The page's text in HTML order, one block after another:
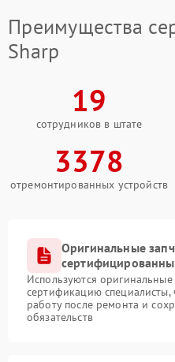
Преимущества
Sharp
19
сотрудников в штате
3378
отремонтированных устройств
Оригинальные
Используются
сертификацию специалисты,
работу после ремонта и
обязательств